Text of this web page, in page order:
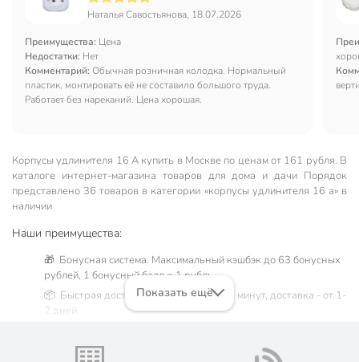
Наталья Савостьянова, 18.07.2026
Преимущества: Цена
Недостатки: Нет
Комментарий: Обычная розничная колодка. Нормальный
пластик, монтировать её не составило большого труда.
Работает без нареканий. Цена хорошая.
Корпусы удлинителя 16 А купить в Москве по ценам от 161 рубля. В
каталоге интернет-магазина товаров для дома и дачи Порядок
представлено 36 товаров в категории «корпусы удлинителя 16 а» в
наличии
Наши преимущества:
🎁 Бонусная система. Максимальный кэшбэк до 63 бонусных
рублей, 1 бонусный балл = 1 рубль.
📦 Быстрая доставка. Самовывоз от 60 минут, доставка - от 1-
2 дней.
Жители Московской области могут сделать заказ и оплатить
Показать ещё